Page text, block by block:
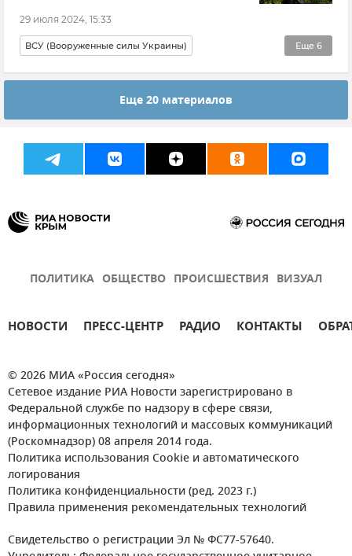
29 июля 2024, 15:33
Еще 6
ВСУ (Вооруженные силы Украины)
Беспилотник (БПЛА, дрон)
Министерство обороны РФ Обстрелы ВСУ
Еще 20 материалов
ПОЛИТИКА ОБЩЕСТВО ПРОИСШЕСТВИЯ ВИЗУАЛ
НОВОСТИ ПРЕСС-ЦЕНТР РАДИО КОНТАКТЫ
© 2026 МИА «Россия сегодня»
Сетевое издание РИА Новости зарегистрировано в
Федеральной службе по надзору в сфере связи,
информационных технологий и массовых коммуникаций
(Роскомнадзор) 08 апреля 2014 года.
Политика использования Cookie и автоматического
логирования
Политика конфиденциальности (ред. 2023 г.)
Правила применения рекомендательных технологий
Свидетельство о регистрации Эл № ФС77-57640.